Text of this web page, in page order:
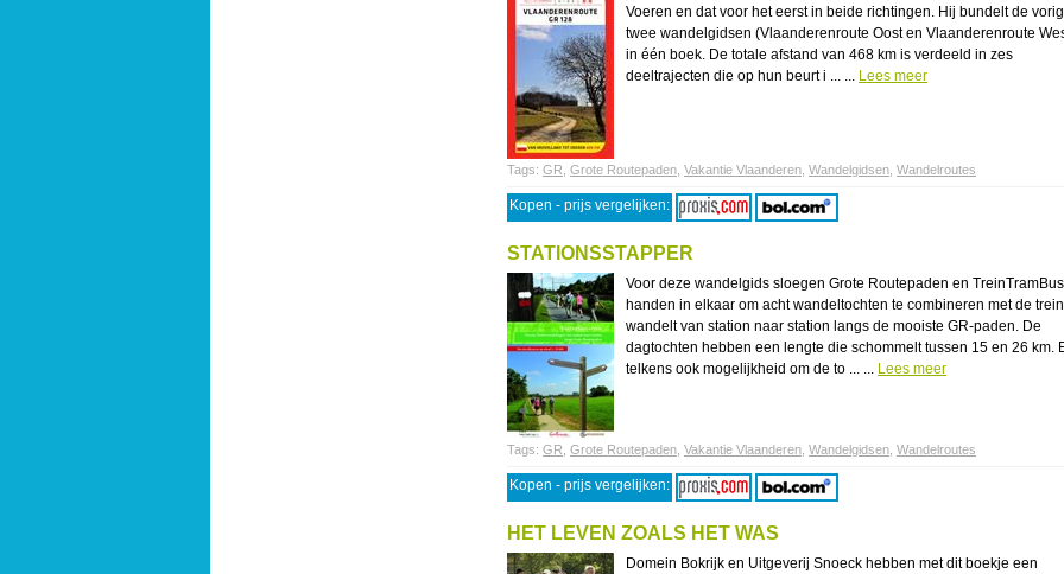
Voeren en dat voor het eerst in beide richtingen. Hij bundelt de
twee wandelgidsen (Vlaanderenroute Oost en Vlaanderenroute
in één boek. De totale afstand van 468 km is verdeeld in zes
deeltrajecten die op hun beurt i ... ... Lees meer
Tags: GR Grote Routepaden Vakantie Vlaanderen Wandelgidsen Wandelroutes
Kopen - prijs vergelijken:
STATIONSSTAPPER
Voor deze wandelgids sloegen Grote Routepaden en
handen in elkaar om acht wandeltochten te combineren met de
wandelt van station naar station langs de mooiste GR-paden. De
dagtochten hebben een lengte die schommelt tussen 15 en 26 km.
telkens ook mogelijkheid om de to ... ... Lees meer
Tags: GR Grote Routepaden Vakantie Vlaanderen Wandelgidsen Wandelroutes
Kopen - prijs vergelijken:
HET LEVEN ZOALS HET WAS
Domein Bokrijk en Uitgeverij Snoeck hebben met dit boekje een